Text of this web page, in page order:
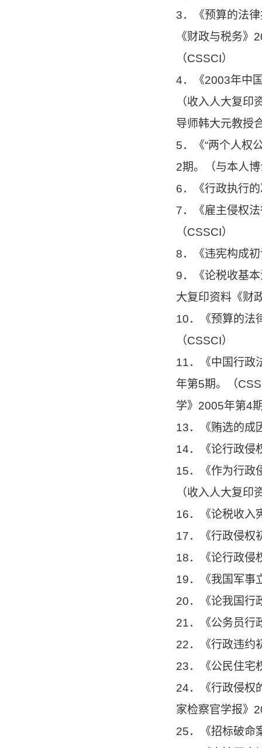
3．《预算的法
《财政与税务
（CSSCI）
4．《2003年中
（收入人大复
导师韩大元教授
5．《“两个人权
2期。（与本人
6．《行政执行
7．《雇主侵权
（CSSCI）
8．《违宪构成
9．《论税收基
大复印资料《财
10．《预算的法
（CSSCI）
11．《中国行政
年第5期。（
学》2005年第4
13．《贿选的成
14．《论行政侵
15．《作为行
（收入人大复
16．《论税收入
17．《行政侵权
18．《论行政侵
19．《我国军事
20．《论我国行
21．《公务员行
22．《行政违约
23．《公民住宅
24．《行政侵权
家检察官学报》
25．《招标破命